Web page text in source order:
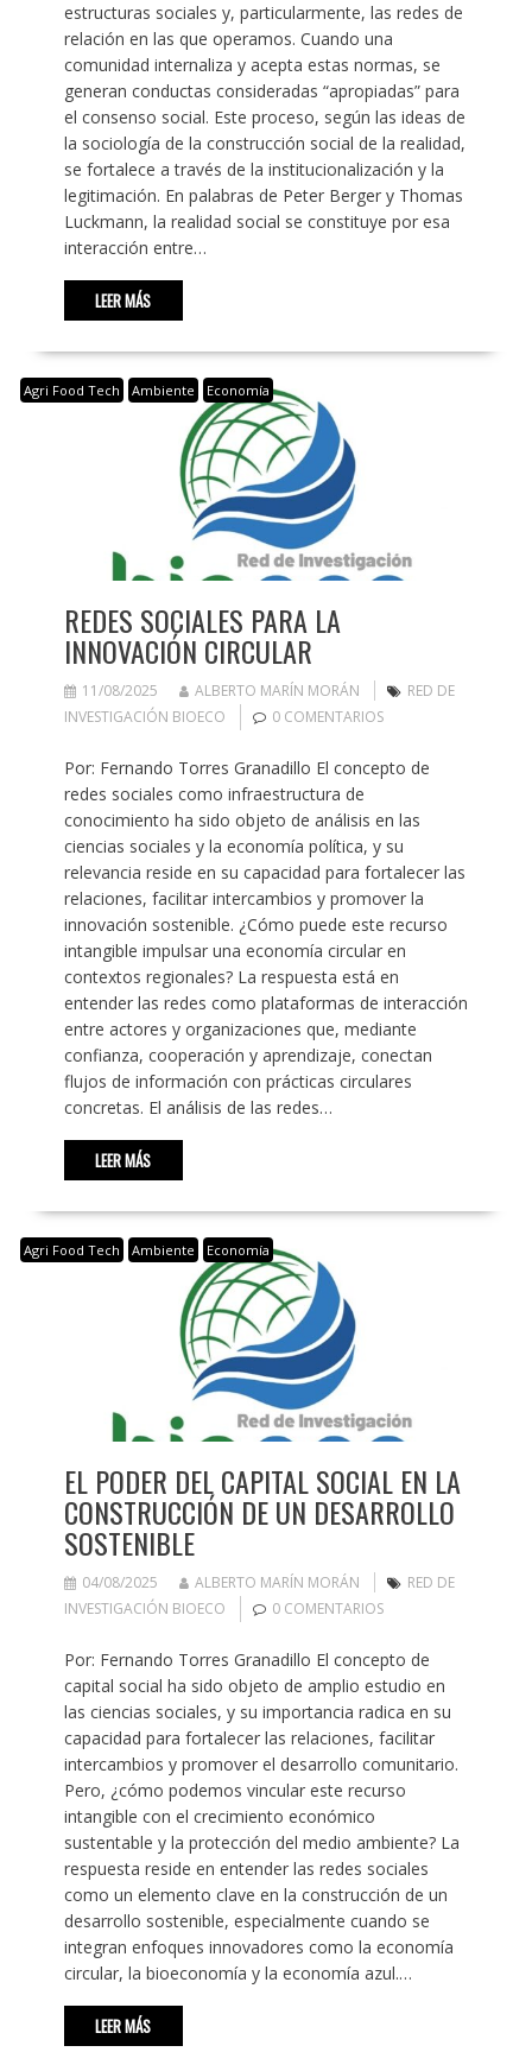
estructuras sociales y, particularmente, las redes de
relación en las que operamos. Cuando una
comunidad internaliza y acepta estas normas, se
generan conductas consideradas “apropiadas” para
el consenso social. Este proceso, según las ideas de
la sociología de la construcción social de la realidad,
se fortalece a través de la institucionalización y la
legitimación. En palabras de Peter Berger y Thomas
Luckmann, la realidad social se constituye por esa
interacción entre…
LEER MÁS
Agri Food Tech Ambiente Economía
REDES SOCIALES PARA LA
INNOVACIÓN CIRCULAR
11/08/2025 ALBERTO MARÍN MORÁN
RED DE
INVESTIGACIÓN BIOECO
0 COMENTARIOS
Por: Fernando Torres Granadillo El concepto de
redes sociales como infraestructura de
conocimiento ha sido objeto de análisis en las
ciencias sociales y la economía política, y su
relevancia reside en su capacidad para fortalecer las
relaciones, facilitar intercambios y promover la
innovación sostenible. ¿Cómo puede este recurso
intangible impulsar una economía circular en
contextos regionales? La respuesta está en
entender las redes como plataformas de interacción
entre actores y organizaciones que, mediante
confianza, cooperación y aprendizaje, conectan
flujos de información con prácticas circulares
concretas. El análisis de las redes…
LEER MÁS
Agri Food Tech Ambiente Economía
EL PODER DEL CAPITAL SOCIAL EN LA
CONSTRUCCIÓN DE UN DESARROLLO
SOSTENIBLE
04/08/2025 ALBERTO MARÍN MORÁN
RED DE
INVESTIGACIÓN BIOECO
0 COMENTARIOS
Por: Fernando Torres Granadillo El concepto de
capital social ha sido objeto de amplio estudio en
las ciencias sociales, y su importancia radica en su
capacidad para fortalecer las relaciones, facilitar
intercambios y promover el desarrollo comunitario.
Pero, ¿cómo podemos vincular este recurso
intangible con el crecimiento económico
sustentable y la protección del medio ambiente? La
respuesta reside en entender las redes sociales
como un elemento clave en la construcción de un
desarrollo sostenible, especialmente cuando se
integran enfoques innovadores como la economía
circular, la bioeconomía y la economía azul.…
LEER MÁS